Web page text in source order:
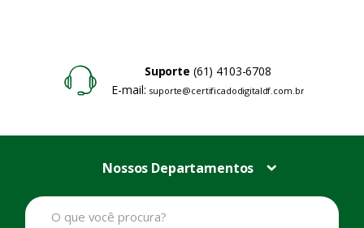
Suporte (61) 4103-6708
E-mail: suporte@certificadodigitaldf.com.br
Nossos Departamentos
B
u